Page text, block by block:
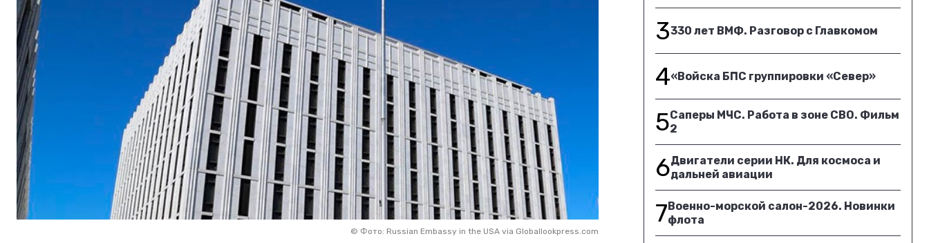
© Фото: Russian Embassy in the USA via Globallookpress.com
3330 лет ВМФ. Разговор с Главкомом
4«Войска БПС группировки «Север»
5Саперы МЧС. Работа в зоне СВО. Фильм
2
6Двигатели серии НК. Для космоса и
дальней авиации
7Военно-морской салон-2026. Новинки
флота